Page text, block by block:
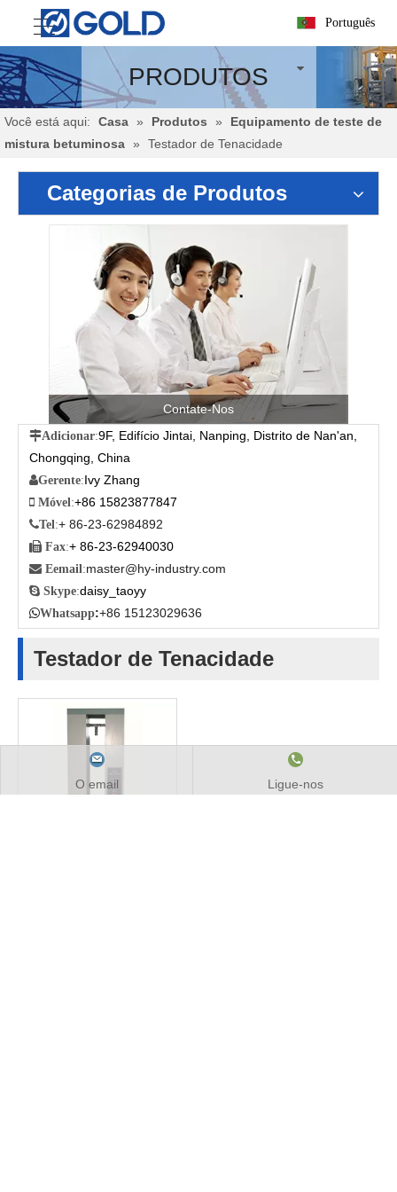
Português
PRODUTOS
Você está aqui: Casa » Produtos »
Equipamento de teste de
mistura betuminosa » Testador de Tenacidade
Categorias de Produtos
Contate-Nos
Adicionar:9F, Edifício Jintai, Nanping, Distrito de Nan'an,
Chongqing, China
Gerente:Ivy Zhang
 Móvel :+86 15823877847
Tel :+ 86-23-62984892
 Fax:+ 86-23-62940030
 Eemail :master@hy-industry.com
 Skype:daisy_taoyy
Whatsapp:+86 15123029636
Testador de Tenacidade
O email Ligue-nos